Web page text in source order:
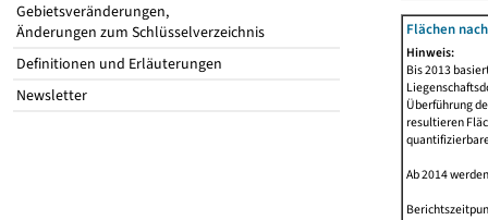
Gebietsveränderungen,
Änderungen zum Schlüsselverzeichnis
Definitionen und Erläuterungen
Newsletter
Flächen
Hinweis:
Bis 2013
Überführung
resultieren
Ab 2014